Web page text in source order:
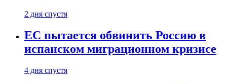
2 дня спустя
ЕС пытается обвинить Россию в
испанском миграционном кризисе
4 дня спустя